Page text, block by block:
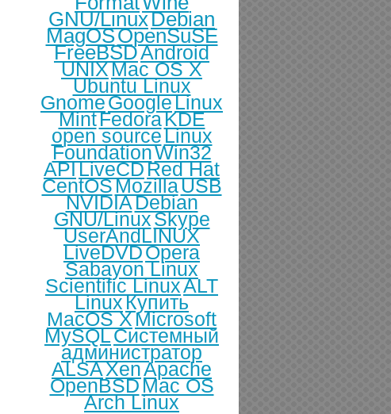
GNU/LinuxDebian
MagOSOpenSuSE
FreeBSDAndroid
UNIXMac OS X
Ubuntu Linux
GnomeGoogleLinux
MintFedoraKDE
open sourceLinux
FoundationWin32
APILiveCDRed Hat
CentOSMozillaUSB
NVIDIADebian
GNU/LinuxSkype
UserAndLINUX
LiveDVDOpera
Sabayon Linux
Scientific LinuxALT
LinuxКупить
MacOS XMicrosoft
MySQLСистемный
администратор
ALSAXenApache
OpenBSD Mac OS
Arch Linux